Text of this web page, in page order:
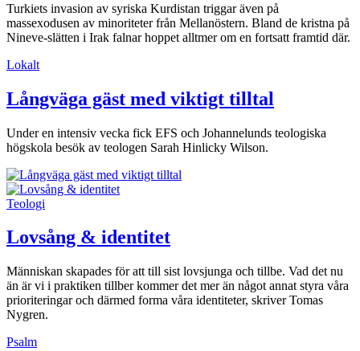
Turkiets invasion av syriska Kurdi­stan triggar även på
massexodusen av minoriteter från Mellanöstern. Bland de kristna på
Nineve-slätten i Irak falnar hoppet alltmer om en fortsatt framtid där.
Lokalt
Långväga gäst med viktigt tilltal
Under en intensiv vecka fick EFS och Johannelunds teologiska
högskola besök av teologen Sarah Hinlicky Wilson.
Teologi
Lovsång & identitet
Människan skapades för att till sist lovsjunga och tillbe. Vad det nu
än är vi i praktiken tillber kommer det mer än något annat styra våra
prioriteringar och därmed forma våra identiteter, skriver Tomas
Nygren.
Psalm